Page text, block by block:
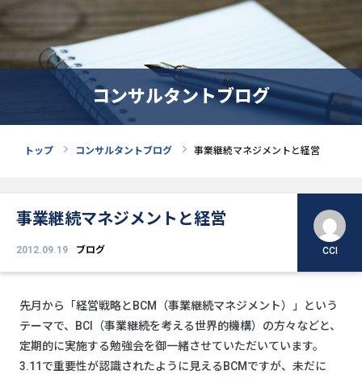
コンサルタントブログ
トップ コンサルタントブログ 事業継続マネジメントと経営
事業継続マネジメントと経営
2012.09.19 ブログ CCI
先月から「経営戦略とBCM（事業継続マネジメント）」という
テーマで、BCI（事業継続を考える世界的機構）の方々などと、
定期的に実施する勉強会を御一緒させていただいています。
3.11で重要性が認識されたように見えるBCMですが、未だに